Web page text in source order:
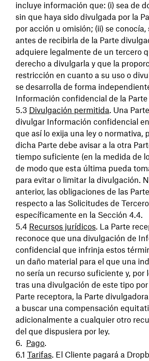
incluye información que: (i) sea de
sin que haya sido divulgada por la
por acción u omisión; (ii) se
antes de recibirla de la Parte
adquiere legalmente de un tercero
derecho a divulgarla y que la
restricción en cuanto a su uso o
se desarrolla de forma
Información confidencial de la
Divulgación permitida. Una
divulgar Información confidencial
que así lo exija una ley o normativa,
dicha Parte debe avisar a la otra
tiempo suficiente (en la medida de
de modo que esta última pueda
para evitar o limitar la divulgación.
anterior, las obligaciones de las
respecto a las Solicitudes de
específicamente en la Sección 4.4.
Recursos jurídicos. La Parte
reconoce que una divulgación de
confidencial que infrinja estos
un daño material para el que una
no sería un recurso suficiente y, por
tras una divulgación de este tipo
Parte receptora, la Parte
a buscar una compensación
adicionalmente a cualquier otro
del que dispusiera por ley.
Pago.
Tarifas. El Cliente pagará a